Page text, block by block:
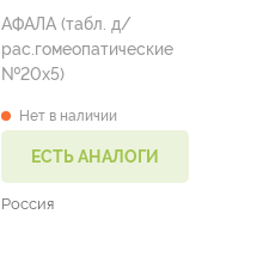
АФАЛА (табл. д/
рас.гомеопатические
№20х5)
Нет в наличии
ЕСТЬ АНАЛОГИ
Россия